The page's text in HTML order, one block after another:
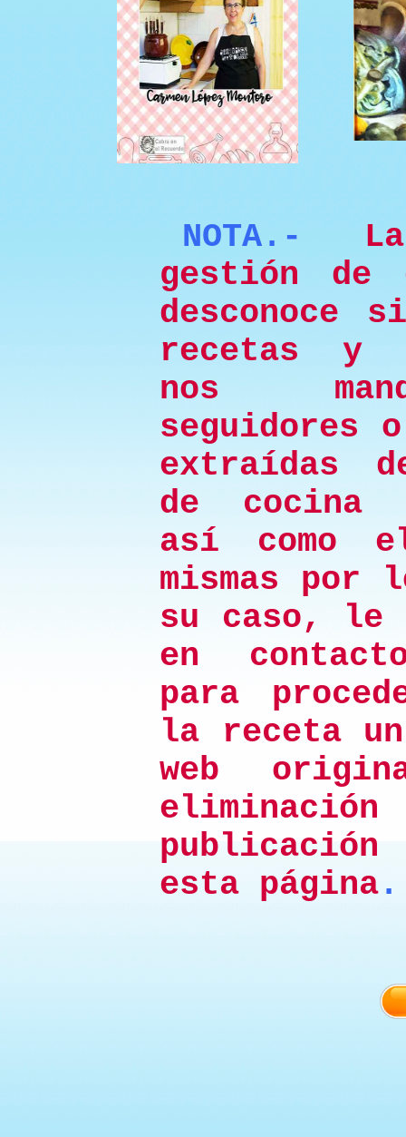
NOTA.-
gestión de
desconoce
recetas y
nos
seguidores
extraídas
de cocina
así como
mismas por
su caso, le
en
para
la receta
web
esta página.